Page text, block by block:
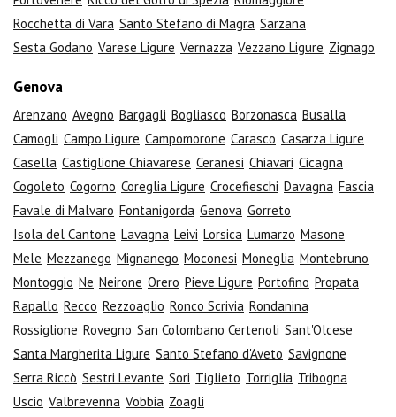
Rocchetta di Vara Santo Stefano di Magra Sarzana
Sesta Godano Varese Ligure Vernazza Vezzano Ligure Zignago
Genova
Arenzano Avegno Bargagli Bogliasco Borzonasca Busalla
Camogli Campo Ligure Campomorone Carasco Casarza Ligure
Casella Castiglione Chiavarese Ceranesi Chiavari Cicagna
Cogoleto Cogorno Coreglia Ligure Crocefieschi Davagna Fascia
Favale di Malvaro Fontanigorda Genova Gorreto
Isola del Cantone Lavagna Leivi Lorsica Lumarzo Masone
Mele Mezzanego Mignanego Moconesi Moneglia Montebruno
Montoggio Ne Neirone Orero Pieve Ligure Portofino Propata
Rapallo Recco Rezzoaglio Ronco Scrivia Rondanina
Rossiglione Rovegno San Colombano Certenoli Sant'Olcese
Santa Margherita Ligure Santo Stefano d'Aveto Savignone
Serra Riccò Sestri Levante Sori Tiglieto Torriglia Tribogna
Uscio Valbrevenna Vobbia Zoagli